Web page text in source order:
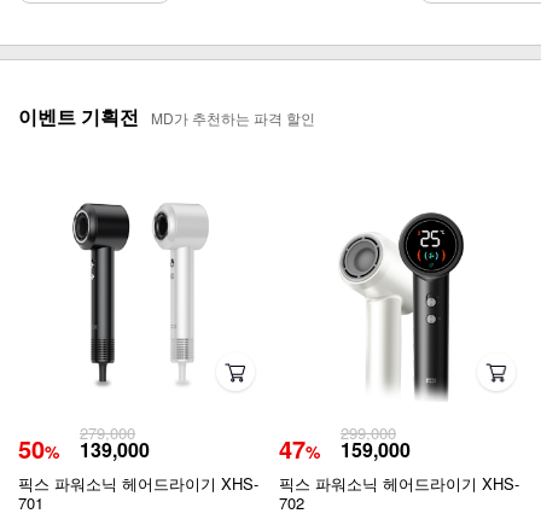
이벤트 기획전 MD가 추천하는 파격 할인
50%
279,000
139,000
픽스 파워소닉 헤어드라이기 XHS-
701
47%
299,000
159,000
픽스 파워소닉 헤어드라이기 XHS-
702